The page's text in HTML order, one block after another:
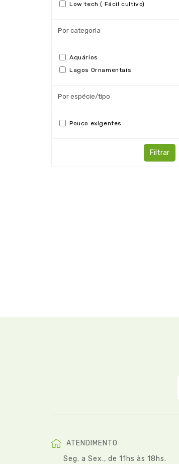
Low tech ( Fácil cultivo)
Por categoria
Aquários
Lagos Ornamentais
Por espécie/tipo
Pouco exigentes
Filtrar
ATENDIMENTO
Seg. a Sex., de 11hs às 18hs.